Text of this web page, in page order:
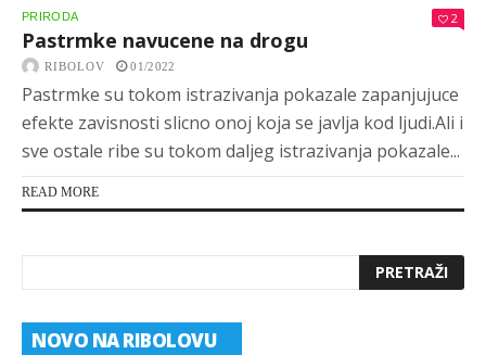
PRIRODA 2
Pastrmke navucene na drogu
RIBOLOV 01/2022
Pastrmke su tokom istrazivanja pokazale zapanjujuce
efekte zavisnosti slicno onoj koja se javlja kod ljudi.Ali i
sve ostale ribe su tokom daljeg istrazivanja pokazale...
READ MORE
NOVO NA RIBOLOVU